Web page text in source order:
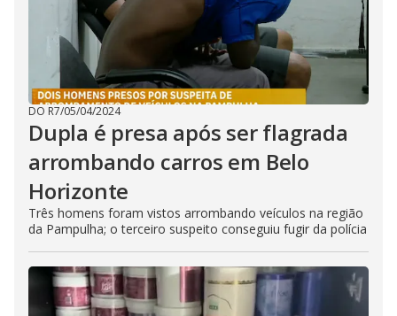
DO R7/05/04/2024
Dupla é presa após ser flagrada
arrombando carros em Belo
Horizonte
Três homens foram vistos arrombando veículos na região
da Pampulha; o terceiro suspeito conseguiu fugir da polícia